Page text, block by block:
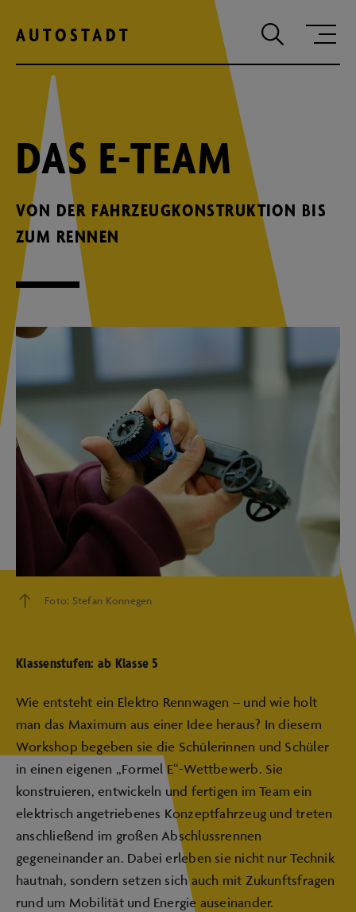
DAS E-TEAM
VON DER FAHRZEUGKONSTRUKTION BIS
ZUM RENNEN
Foto: Stefan Konnegen
Klassenstufen: ab Klasse 5
Wie entsteht ein Elektro Rennwagen – und wie holt
man das Maximum aus einer Idee heraus? In diesem
Workshop begeben sie die Schülerinnen und Schüler
in einen eigenen „Formel E“-Wettbewerb. Sie
konstruieren, entwickeln und fertigen im Team ein
elektrisch angetriebenes Konzeptfahrzeug und treten
anschließend im großen Abschlussrennen
gegeneinander an. Dabei erleben sie nicht nur Technik
hautnah, sondern setzen sich auch mit Zukunftsfragen
rund um Mobilität und Energie auseinander.